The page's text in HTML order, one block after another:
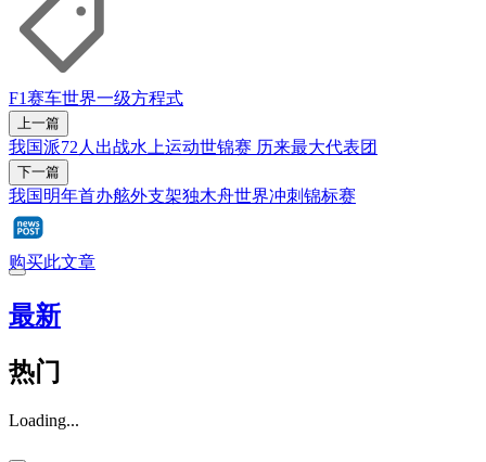
F1赛车世界一级方程式
上一篇
我国派72人出战水上运动世锦赛 历来最大代表团
下一篇
我国明年首办舷外支架独木舟世界冲刺锦标赛
购买此文章
最新
热门
Loading...